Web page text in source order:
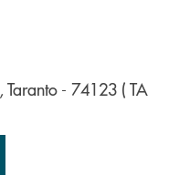
, Taranto - 74123 ( TA